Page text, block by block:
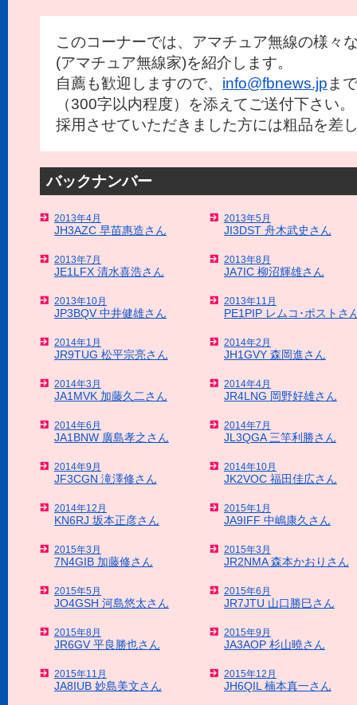
このコーナーでは、アマチュア無線の様々
(アマチュア無線家)を紹介します。
自薦も歓迎しますので、 info@fbnews.jp ま
（300字以内程度）を添えてご送付下さい。
採用させていただきました方には粗品を差
バックナンバー
2013年4月
JH3AZC 早苗惠造さん
2013年5月
JI3DST 舟木武史さん
2013年7月
JE1LFX 清水喜浩さん
2013年8月
JA7IC 柳沼輝雄さん
2013年10月
JP3BQV 中井健雄さん
2013年11月
PE1PIP レムコ･ポストさ
2014年1月
JR9TUG 松平宗亮さん
2014年2月
JH1GVY 森岡進さん
2014年3月
JA1MVK 加藤久二さん
2014年4月
JR4LNG 岡野好雄さん
2014年6月
JA1BNW 廣島孝之さん
2014年7月
JL3QGA 三竿利勝さん
2014年9月
JF3CGN 滝澤修さん
2014年10月
JK2VOC 福田佳広さん
2014年12月
KN6RJ 坂本正彦さん
2015年1月
JA9IFF 中嶋康久さん
2015年3月
7N4GIB 加藤修さん
2015年3月
JR2NMA 森本かおりさん
2015年5月
JO4GSH 河島悠太さん
2015年6月
JR7JTU 山口勝巳さん
2015年8月
JR6GV 平良勝也さん
2015年9月
JA3AOP 杉山曉さん
2015年11月
JA8IUB 妙島美文さん
2015年12月
JH6QIL 楠本真一さん